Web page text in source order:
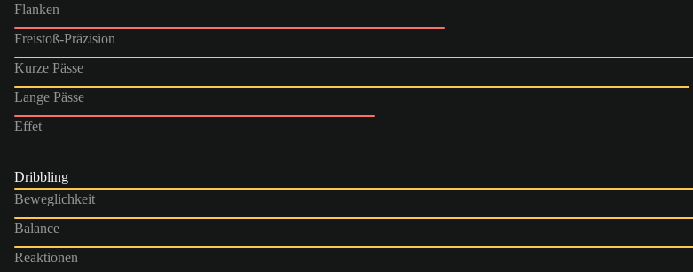
Flanken
Freistoß-Präzision
Kurze Pässe
Lange Pässe
Effet
Dribbling
Beweglichkeit
Balance
Reaktionen